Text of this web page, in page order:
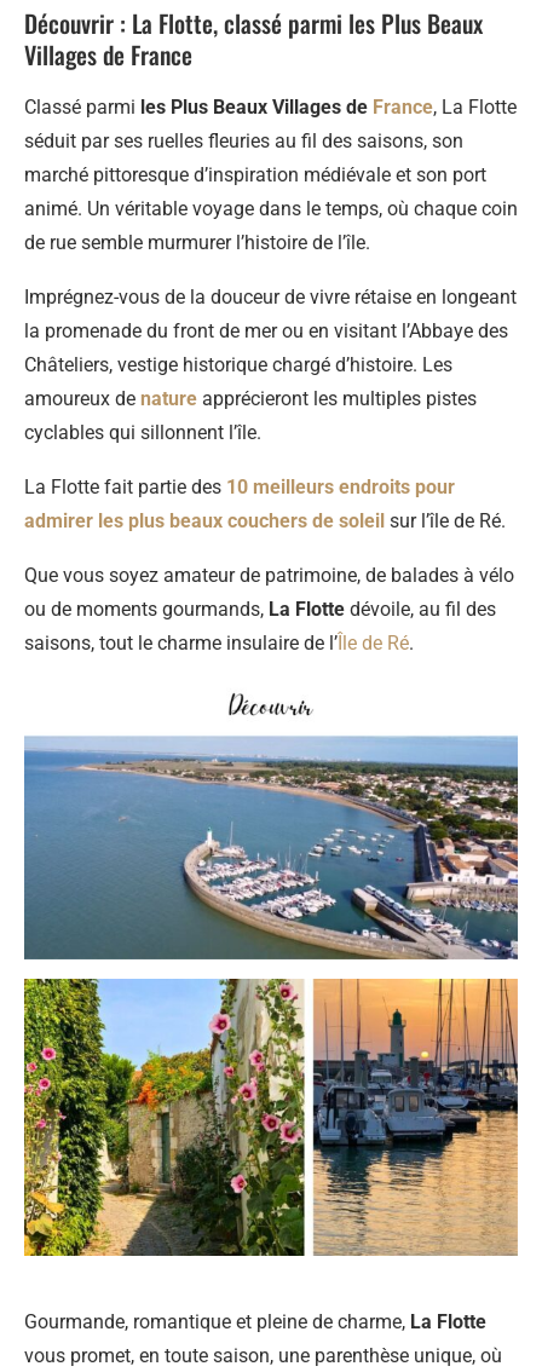
Découvrir : La Flotte, classé parmi les Plus Beaux
Villages de France
Classé parmi les Plus Beaux Villages de France, La Flotte
séduit par ses ruelles fleuries au fil des saisons, son
marché pittoresque d’inspiration médiévale et son port
animé. Un véritable voyage dans le temps, où chaque coin
de rue semble murmurer l’histoire de l’île.
Imprégnez-vous de la douceur de vivre rétaise en longeant
la promenade du front de mer ou en visitant l’Abbaye des
Châteliers, vestige historique chargé d’histoire. Les
amoureux de nature apprécieront les multiples pistes
cyclables qui sillonnent l’île.
La Flotte fait partie des 10 meilleurs endroits pour
admirer les plus beaux couchers de soleil sur l’île de Ré.
Que vous soyez amateur de patrimoine, de balades à vélo
ou de moments gourmands, La Flotte dévoile, au fil des
saisons, tout le charme insulaire de l’ Île de Ré.
Gourmande, romantique et pleine de charme, La Flotte
vous promet, en toute saison, une parenthèse unique, où